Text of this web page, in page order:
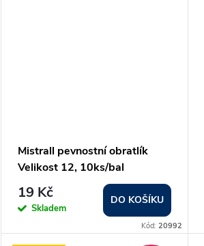
Mistrall pevnostní obratlík
Velikost 12, 10ks/bal
19 Kč
Skladem
DO KOŠÍKU
Kód:20992